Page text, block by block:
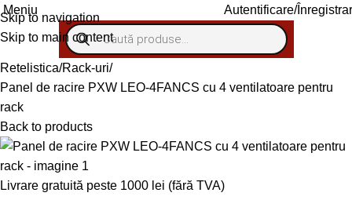
Skip to navigation
Skip to main content
Meniu Autentificare/
Retelistica Rack-uri
Panel de racire PXW LEO-4FANCS cu 4 ventilatoare pentru
rack
Back to products
Livrare gratuită peste 1000 lei (fără TVA)